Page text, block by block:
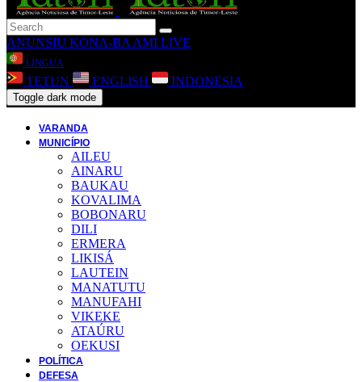
ANUNSIU KONA-BA AMI LIVE
LINGUA
TETUN ENGLISH INDONESIA
Toggle dark mode
VARANDA
MUNICÍPIO
AILEU
AINARU
BAUKAU
KOVALIMA
BOBONARU
DILI
ERMERA
LIKISÁ
LAUTEIN
MANATUTU
MANUFAHI
VIKEKE
ATAÚRU
OEKUSI
POLÍTICA
DEFESA